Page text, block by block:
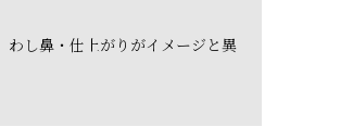
し鼻・仕上がりがイメージと異